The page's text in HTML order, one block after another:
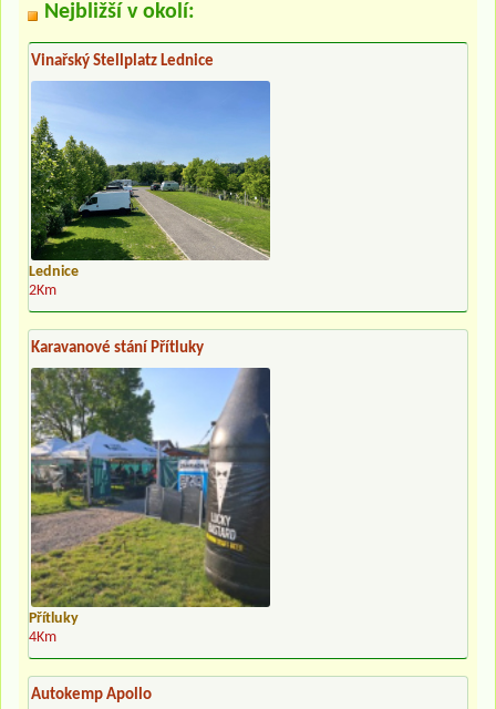
Nejbližší v okolí:
Vinařský Stellplatz Lednice
Lednice
2Km
Karavanové stání Přítluky
Přítluky
4Km
Autokemp Apollo